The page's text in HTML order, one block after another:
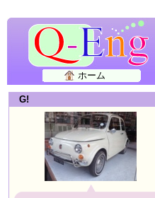
ホーム
G!